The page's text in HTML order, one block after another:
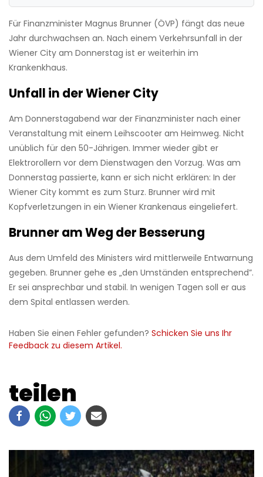
Für Finanzminister Magnus Brunner (ÖVP) fängt das neue
Jahr durchwachsen an. Nach einem Verkehrsunfall in der
Wiener City am Donnerstag ist er weiterhin im
Krankenkhaus.
Unfall in der Wiener City
Am Donnerstagabend war der Finanzminister nach einer
Veranstaltung mit einem Leihscooter am Heimweg. Nicht
unüblich für den 50-Jährigen. Immer wieder gibt er
Elektrorollern vor dem Dienstwagen den Vorzug. Was am
Donnerstag passierte, kann er sich nicht erklären: In der
Wiener City kommt es zum Sturz. Brunner wird mit
Kopfverletzungen in ein Wiener Krankenaus eingeliefert.
Brunner am Weg der Besserung
Aus dem Umfeld des Ministers wird mittlerweile Entwarnung
gegeben. Brunner gehe es „den Umständen entsprechend”.
Er sei ansprechbar und stabil. In wenigen Tagen soll er aus
dem Spital entlassen werden.
Haben Sie einen Fehler gefunden? Schicken Sie uns Ihr
Feedback zu diesem Artikel.
teilen